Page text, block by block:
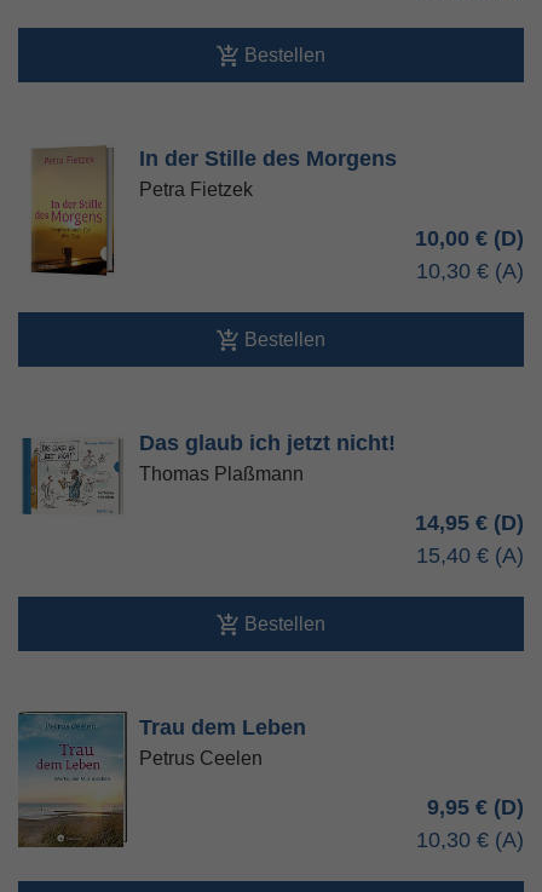
Bestellen
In der Stille des Morgens
Petra Fietzek
10,00 €
10,30 €
Bestellen
Das glaub ich jetzt nicht!
Thomas Plaßmann
14,95 €
15,40 €
Bestellen
Trau dem Leben
Petrus Ceelen
9,95 €
10,30 €